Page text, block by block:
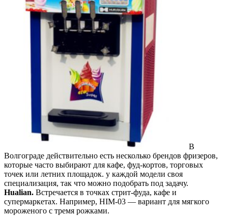
В
Волгограде действительно есть несколько брендов фризеров,
которые часто выбирают для кафе, фуд-кортов, торговых
точек или летних площадок. у каждой модели своя
специализация, так что можно подобрать под задачу.
Hualian. Встречается в точках стрит-фуда, кафе и
супермаркетах. Например, HIM-03 — вариант для мягкого
мороженого с тремя рожками.